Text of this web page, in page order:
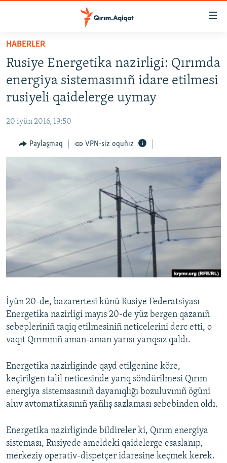
Esas
qaytmaq
Baş
navigatsiyağa
qaytmaq
Qıdıruvğa
qaytmaq
SİYASET
İQTİSADİYAT
MEDENİYET
İNSAN AQLARI
Русский
Українською
RFE/RS bütün saytları
HABERLER
Rusiye Energetika nazirligi: Qırımda
energiya sistemasınıñ idare etilmesi
rusiyeli qaidelerge uymay
20 iyün 2016, 19:50
Paylaşmaq VPN-siz oquñız
İyün 20-de, bazarertesi künü Rusiye Federatsiyası
Energetika nazirligi mayıs 20-de yüz bergen qazanıñ
sebepleriniñ taqiq etilmesiniñ neticelerini derc etti, o
vaqıt Qırımnıñ aman-aman yarısı yarıqsız qaldı.
Energetika nazirliginde qayd etilgenine köre,
keçirilgen talil neticesinde yarıq söndürilmesi Qırım
energiya sistemsasınıñ dayanıqlığı bozuluvınıñ ögüni
aluv avtomatikasınıñ yañlış sazlaması sebebinden oldı.
Energetika nazirliginde bildireler ki, Qırım energiya
sisteması, Rusiyede ameldeki qaidelerge esaslanıp,
merkeziy operativ-dispetçer idaresine keçmek kerek.